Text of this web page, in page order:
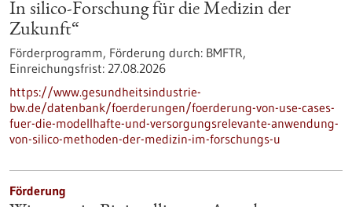
In silico-Forschung für die Medizin der
Zukunft“
Förderprogramm, Förderung durch: BMFTR,
Einreichungsfrist: 27.08.2026
https://www.gesundheitsindustrie-
bw.de/datenbank/foerderungen/foerderung-von-use-cases-
fuer-die-modellhafte-und-versorgungsrelevante-anwendung-
von-silico-methoden-der-medizin-im-forschungs-u
Förderung